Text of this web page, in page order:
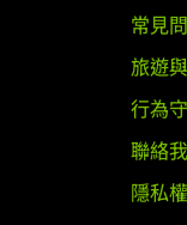
常見
旅遊
行為
聯絡
隱私